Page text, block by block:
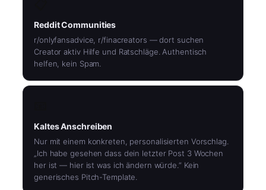
Reddit Communities
r/onlyfansadvice, r/finacreators — dort suchen
Creator aktiv Hilfe und Ratschläge. Authentisch
helfen, kein Spam.
Kaltes Anschreiben
Nur mit einem konkreten, personalisierten Vorschlag.
„Ich habe gesehen dass dein letzter Post 3 Wochen
her ist — hier ist was ich ändern würde.“ Kein
generisches Pitch-Template.